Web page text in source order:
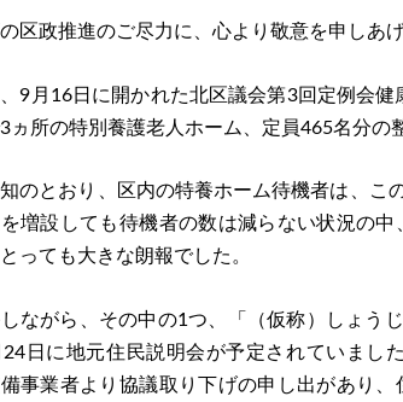
区政推進のご尽力に、心より敬意を申しあげ
9月16日に開かれた北区議会第3回定例会
ヵ所の特別養護老人ホーム、定員465名分の
のとおり、区内の特養ホーム待機者は、こ
増設しても待機者の数は減らない状況の
っても大きな朗報でした。
ながら、その中の1つ、「（仮称）しょう
24日に地元住民説明会が予定されていまし
備事業者より協議取り下げの申し出があり